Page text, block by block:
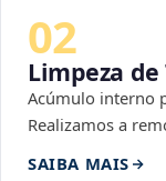
02
Limpeza
Acúmulo interno
Realizamos a
SAIBA MAIS